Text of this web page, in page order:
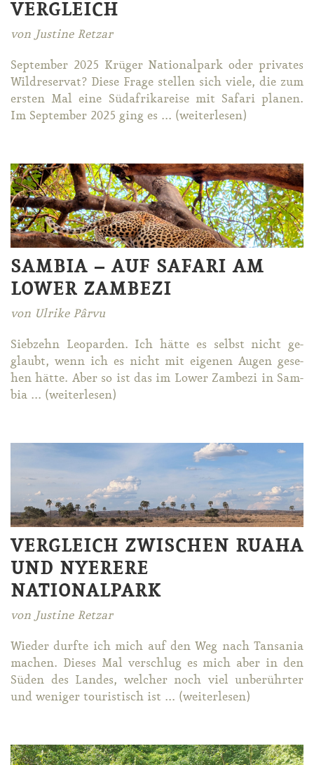
VERGLEICH
von Justine Retzar
Sep­tem­ber 2025 Krü­ger Na­tio­nal­park oder pri­va­tes
Wild­re­ser­vat? Die­se Fra­ge stel­len sich vie­le, die zum
ers­ten Mal ei­ne Süd­afri­ka­rei­se mit Sa­fa­ri pla­nen.
Im Sep­tem­ber 2025 ging es ... (wei­ter­le­sen)
SAMBIA – AUF SAFARI AM
LOWER ZAMBEZI
von Ulrike Pârvu
Sieb­zehn Leo­par­den. Ich hät­te es selbst nicht ge­
glaubt, wenn ich es nicht mit ei­ge­nen Au­gen ge­se­
hen hät­te. Aber so ist das im Lower Zam­be­zi in Sam­
bia ... (wei­ter­le­sen)
VERGLEICH ZWISCHEN RUAHA
UND NYERERE
NATIONALPARK
von Justine Retzar
Wie­der durf­te ich mich auf den Weg nach Tan­sa­nia
ma­chen. Die­ses Mal ver­schlug es mich aber in den
Sü­den des Lan­des, wel­cher noch viel un­be­rühr­ter
und we­ni­ger tou­ris­tisch ist ... (wei­ter­le­sen)